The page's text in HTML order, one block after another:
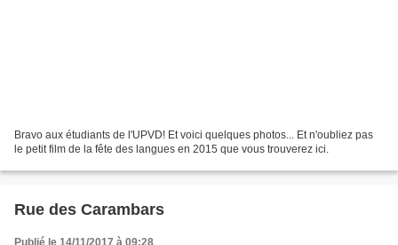
Bravo aux étudiants de l'UPVD! Et voici quelques photos... Et n'oubliez pas
le petit film de la fête des langues en 2015 que vous trouverez ici.
Rue des Carambars
Publié le 14/11/2017 à 09:28